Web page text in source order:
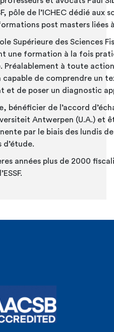
pôle de l’ICHEC dédié aux
post masters liées
Supérieure des Sciences
une formation à la fois
Préalablement à toute
capable de comprendre un
et de poser un diagnostic
bénéficier de l’accord
Antwerpen (U.A.) et
par le biais des lundis
d’étude.
années plus de 2000